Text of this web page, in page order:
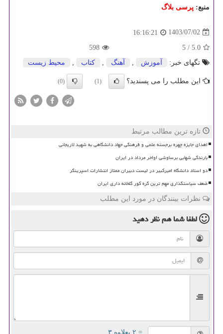
منبع: پرسی بلاگ
1403/07/02
16:16:21
5.0
/ 5
598
تگهای خبر:
آموزش آهنگ كتاب محیط زیست
این مطلب را می پسندید؟ (1)
(0)
تازه ترین مطالب مرتبط
اهدای جایزه چهره برجسته علمی و فرهنگی جهاد دانشگاهی به شهید لاریجانی
بارندگی شهابی برساوشی اواخر مرداد در ایران
دو استاد دانشگاه امیرکبیر در لیست دبیران ممتاز انتشارات اسپرینگر
ضعف سیاستگذاری مهم ترین گره کور گلخانه داری ایران
نظرات بینندگان در مورد این مطلب
لطفا شما همنظر دهید
= ۲ بعلاوه ۳